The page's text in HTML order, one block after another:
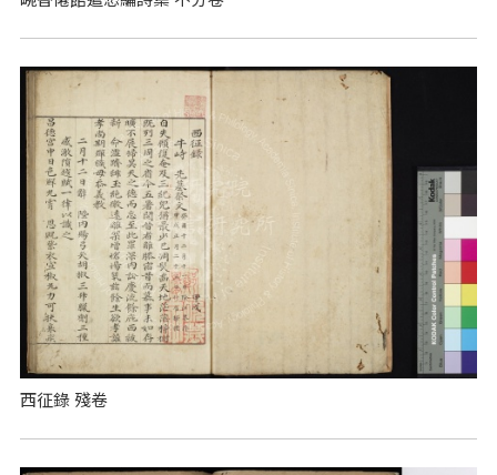
西征錄 殘卷